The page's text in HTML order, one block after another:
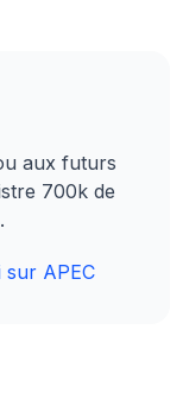
aux futurs
700k de
APEC